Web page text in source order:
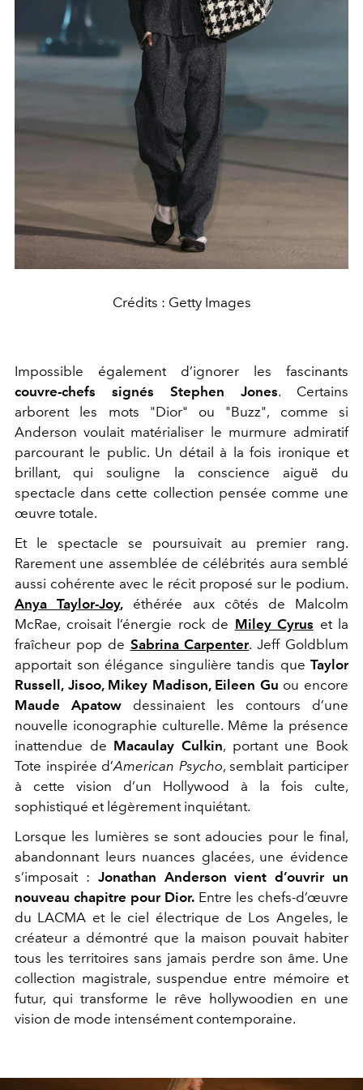
Crédits : Getty Images
Impossible également d’ignorer les fascinants
couvre-chefs signés Stephen Jones. Certains
arborent les mots "Dior" ou "Buzz", comme si
Anderson voulait matérialiser le murmure admiratif
parcourant le public. Un détail à la fois ironique et
brillant, qui souligne la conscience aiguë du
spectacle dans cette collection pensée comme une
œuvre totale.
Et le spectacle se poursuivait au premier rang.
Rarement une assemblée de célébrités aura semblé
aussi cohérente avec le récit proposé sur le podium.
Anya Taylor-Joy, éthérée aux côtés de Malcolm
McRae, croisait l’énergie rock de Miley Cyrus et la
fraîcheur pop de Sabrina Carpenter. Jeff Goldblum
apportait son élégance singulière tandis que Taylor
Russell, Jisoo, Mikey Madison, Eileen Gu ou encore
Maude Apatow dessinaient les contours d’une
nouvelle iconographie culturelle. Même la présence
inattendue de Macaulay Culkin, portant une Book
Tote inspirée d’American Psycho, semblait participer
à cette vision d’un Hollywood à la fois culte,
sophistiqué et légèrement inquiétant.
Lorsque les lumières se sont adoucies pour le final,
abandonnant leurs nuances glacées, une évidence
s’imposait : Jonathan Anderson vient d’ouvrir un
nouveau chapitre pour Dior. Entre les chefs-d’œuvre
du LACMA et le ciel électrique de Los Angeles, le
créateur a démontré que la maison pouvait habiter
tous les territoires sans jamais perdre son âme. Une
collection magistrale, suspendue entre mémoire et
futur, qui transforme le rêve hollywoodien en une
vision de mode intensément contemporaine.